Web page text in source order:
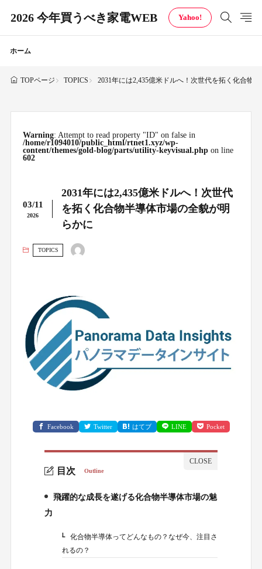
2026 今年買うべき家電WEB Yahoo!
ホーム
TOPページ TOPICS 2031年には2,435億米ドルへ！次世代を拓く化合物
Warning: Attempt to read property "ID" on false in
/home/r1094010/public_html/rtnet1.xyz/wp-
content/themes/gold-blog/parts/utility-keyvisual.phpon line
602
03/11
2026
2031年には2,435億米ドルへ！次世代
を拓く化合物半導体市場の全貌が明
らかに
TOPICS
Facebook Twitter はてブ LINE Pocket
目次 Outline
1.
飛躍的な成長を遂げる化合物半導体市場の魅
力
1-1.化合物半導体ってどんなもの？なぜ今、注目さ
れるの？